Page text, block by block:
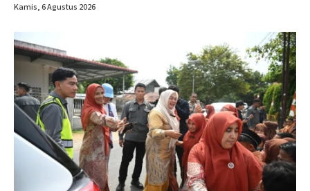
Kamis, 6 Agustus 2026